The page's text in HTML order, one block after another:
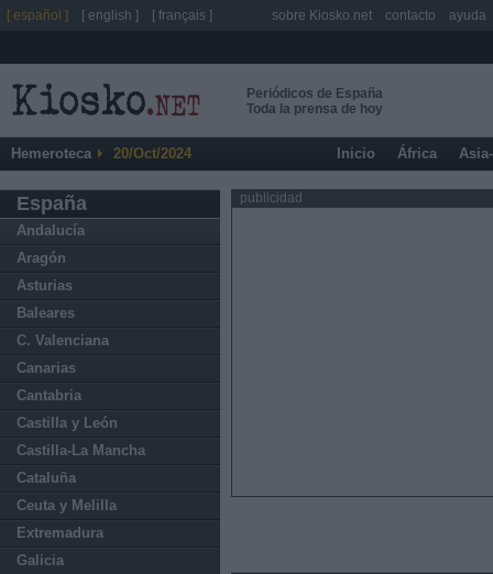
Periódicos de España
Toda la prensa de hoy
Hemeroteca 20/Oct/2024 Inicio África
España
Andalucía
Aragón
Asturias
Baleares
C. Valenciana
Canarias
Cantabria
Castilla y León
Castilla-La Mancha
Cataluña
Ceuta y Melilla
Extremadura
Galicia
publicidad
[ español ] [ english ] [ français ] sobre Kiosko.net contacto ayuda